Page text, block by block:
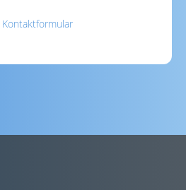
Kontaktformular